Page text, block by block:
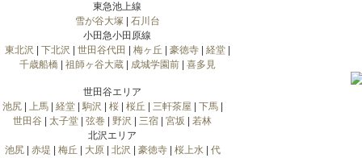
東急池上線
雪が谷大塚| 石川台
小田急小田原線
東北沢
下北沢 世田谷代田 梅ヶ丘 豪徳寺| 経堂|
千歳船橋| 祖師ヶ谷大蔵| 成城学園前| 喜多見
世田谷エリア
池尻| 上馬| 経堂| 駒沢 桜| 桜丘 三軒茶屋 下馬|
世田谷
太子堂 弦巻 野沢 三宿 宮坂
若林
北沢エリア
池尻| 赤堤 梅丘 大原| 北沢 豪徳寺| 桜上水| 代